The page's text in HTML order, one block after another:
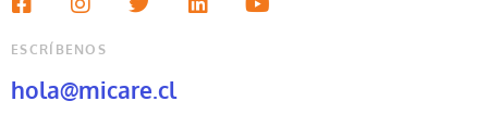
ESCRÍBENOS
hola@micare.cl